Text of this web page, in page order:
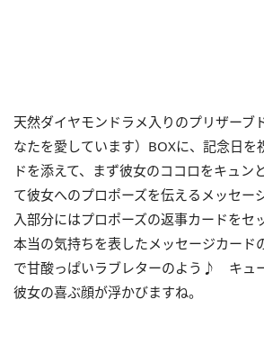
天然ダイヤモンドラメ入りのプリザーブ
なたを愛しています）BOXに、記念日を
ドを添えて、まず彼女のココロをキュン
て彼女へのプロポーズを伝えるメッセー
入部分にはプロポーズの返事カードをセ
本当の気持ちを表したメッセージカード
で甘酸っぱいラブレターのよう♪ キュ
彼女の喜ぶ顔が浮かびますね。